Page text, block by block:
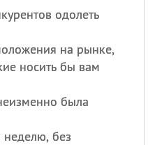
одолеть
на рынке,
носить бы вам
была
неделю, без